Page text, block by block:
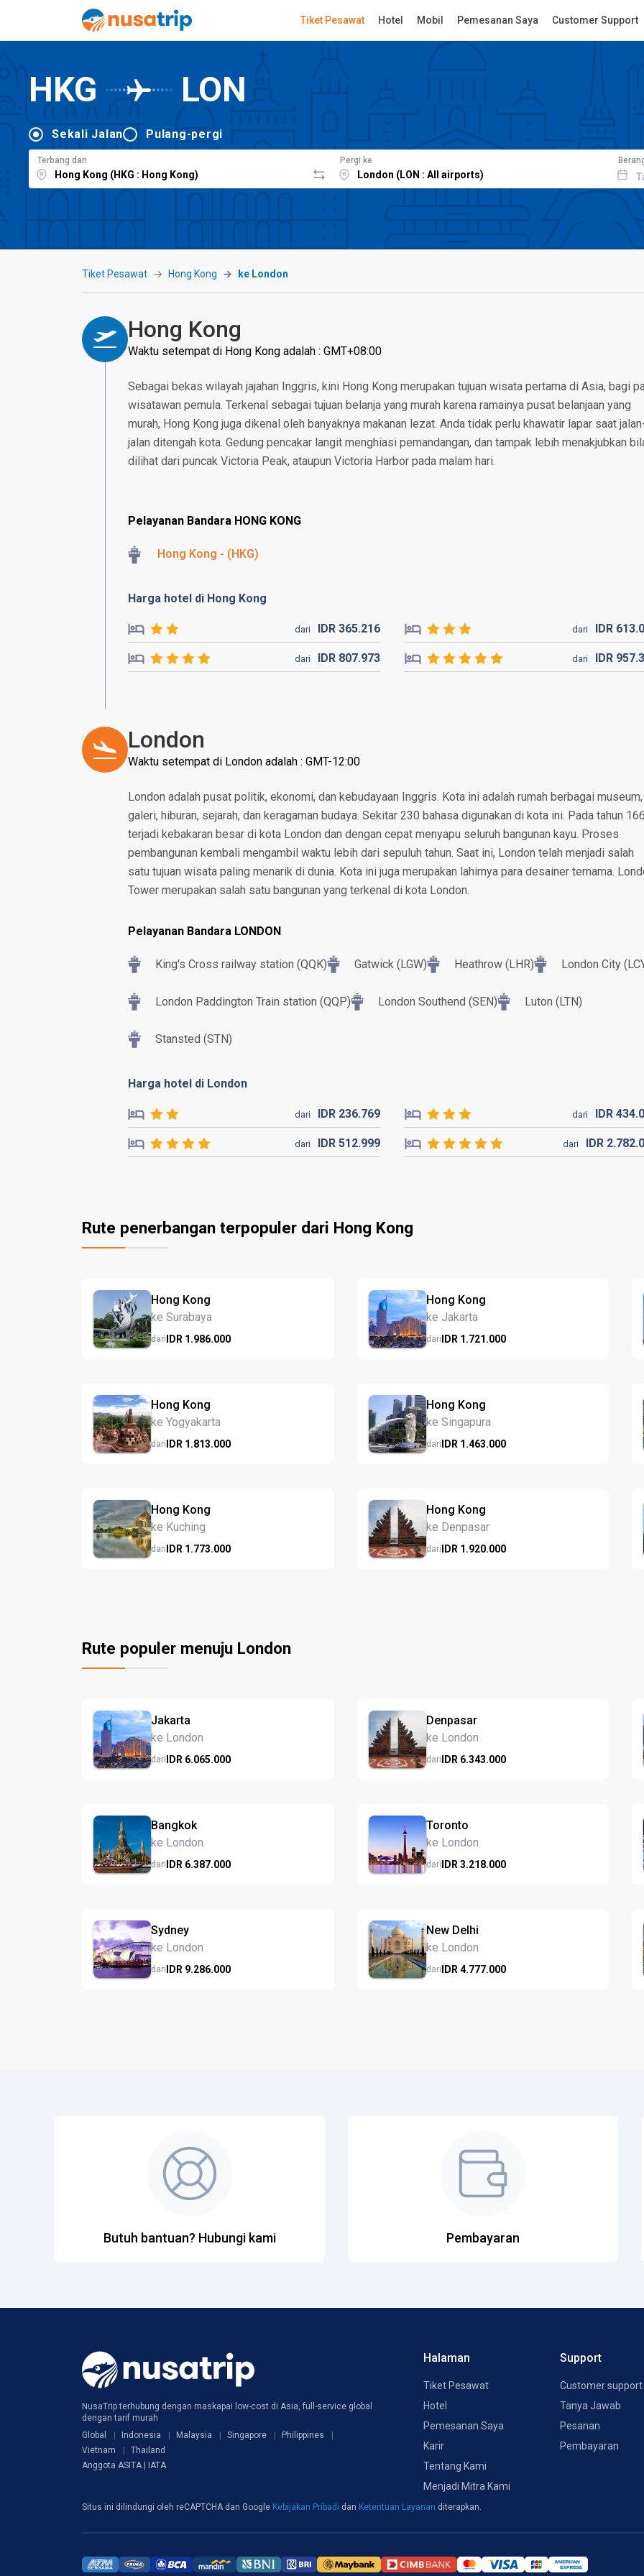
Tiket Pesawat Hotel Mobil Pemesanan Saya Customer Support
HKG LON
Sekali Jalan Pulang-pergi
Terbang dari Pergi ke
Tiket Pesawat Hong Kong ke London
Hong Kong
Waktu setempat di Hong Kong adalah : GMT+08:00
Sebagai bekas wilayah jajahan Inggris, kini Hong Kong merupakan tujuan wisata pertama di Asia, bagi
wisatawan pemula. Terkenal sebagai tujuan belanja yang murah karena ramainya pusat belanjaan yang
murah, Hong Kong juga dikenal oleh banyaknya makanan lezat. Anda tidak perlu khawatir lapar saat
jalan ditengah kota. Gedung pencakar langit menghiasi pemandangan, dan tampak lebih menakjubkan
dilihat dari puncak Victoria Peak, ataupun Victoria Harbor pada malam hari.
Pelayanan Bandara HONG KONG
Hong Kong - (HKG)
Harga hotel di Hong Kong
dari IDR365.216 dari IDR 613.
dari IDR 807.973 dari IDR 957.
London
Waktu setempat di London adalah : GMT-12:00
London adalah pusat politik, ekonomi, dan kebudayaan Inggris. Kota ini adalah rumah berbagai museum,
galeri, hiburan, sejarah, dan keragaman budaya. Sekitar 230 bahasa digunakan di kota ini. Pada tahun
terjadi kebakaran besar di kota London dan dengan cepat menyapu seluruh bangunan kayu. Proses
pembangunan kembali mengambil waktu lebih dari sepuluh tahun. Saat ini, London telah menjadi salah
satu tujuan wisata paling menarik di dunia. Kota ini juga merupakan lahirnya para desainer ternama.
Tower merupakan salah satu bangunan yang terkenal di kota London.
Pelayanan Bandara LONDON
King's Cross railway station (QQK) Gatwick (LGW) Heathrow (LHR) London City
London Paddington Train station (QQP) London Southend (SEN) Luton (LTN)
Stansted (STN)
Harga hotel di London
dari IDR 236.769 dari IDR 434.
dari IDR512.999 dari IDR 2.782.
Rute penerbangan terpopuler dari Hong Kong
Hong Kong
ke Surabaya
dariIDR 1.986.000
Hong Kong
ke Jakarta
dariIDR 1.721.000
Hong Kong
ke Yogyakarta
dariIDR 1.813.000
Hong Kong
ke Singapura
dariIDR 1.463.000
Hong Kong
ke Kuching
dariIDR 1.773.000
Hong Kong
ke Denpasar
dariIDR 1.920.000
Rute populer menuju London
Jakarta
ke London
dariIDR 6.065.000
Denpasar
ke London
dariIDR 6.343.000
Bangkok
ke London
dariIDR 6.387.000
Toronto
ke London
dariIDR 3.218.000
Sydney
ke London
dariIDR 9.286.000
New Delhi
ke London
dariIDR 4.777.000
Butuh bantuan? Hubungi kami Pembayaran
NusaTrip terhubung dengan maskapai low-cost di Asia, full-service global
dengan tarif murah
Global
Indonesia Malaysia Singapore
Philippines
Vietnam
Thailand
Anggota ASITA | IATA
Halaman
Tiket Pesawat
Hotel
Pemesanan Saya
Karir
Tentang Kami
Menjadi Mitra Kami
Support
Customer support
Tanya Jawab
Pesanan
Pembayaran
Situs ini dilindungi oleh reCAPTCHA dan Google Kebijakan Pribadi dan Ketentuan Layanan diterapkan.